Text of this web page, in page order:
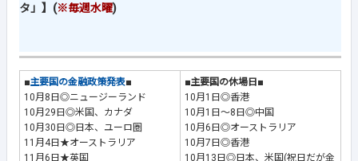
タ」】(※毎週水曜)
■主要国の金融政策発表■
10月8日◎ニュージーランド
10月29日◎米国、カナダ
10月30日◎日本、ユーロ圏
11月4日★オーストラリア
11月6日★英国
■主要国の休場日■
10月1日◎香港
10月1日～8日◎中国
10月6日◎オーストラリア
10月7日◎香港
10月13日◎日本、米国(祝日だが金